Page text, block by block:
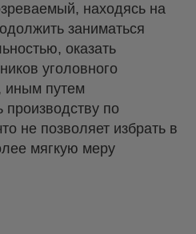
находясь на
заниматься
оказать
уголовного
иным путем
производству по
не позволяет избрать в
мягкую меру